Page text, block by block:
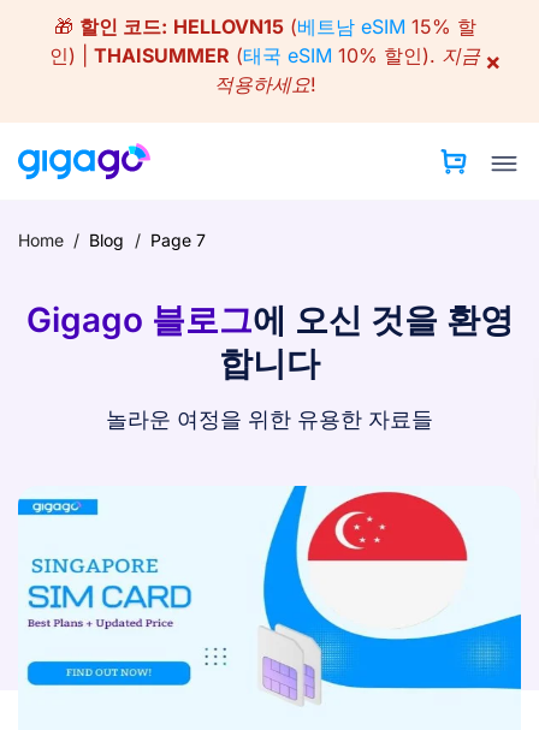
content
🎁 할인 코드: HELLOVN15(베트남 eSIM 15% 할
인) | THAISUMMER (태국 eSIM 10% 할인). 지금
적용하세요!
×
Home / Blog / Page 7
Gigago 블로그에 오신 것을 환영
합니다
놀라운 여정을 위한 유용한 자료들